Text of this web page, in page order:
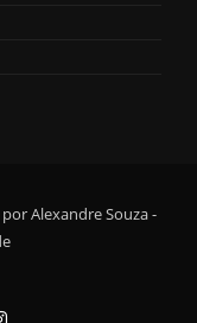
Alexandre Souza -